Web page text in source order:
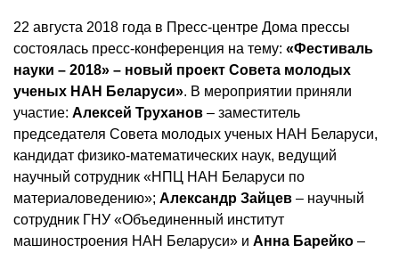
22 августа 2018 года в Пресс-центре Дома прессы
состоялась пресс-конференция на тему: «Фестиваль
науки – 2018» – новый проект Совета молодых
ученых НАН Беларуси». В мероприятии приняли
участие: Алексей Труханов – заместитель
председателя Совета молодых ученых НАН Беларуси,
кандидат физико-математических наук, ведущий
научный сотрудник «НПЦ НАН Беларуси по
материаловедению»; Александр Зайцев – научный
сотрудник ГНУ «Объединенный институт
машиностроения НАН Беларуси» и Анна Барейко –